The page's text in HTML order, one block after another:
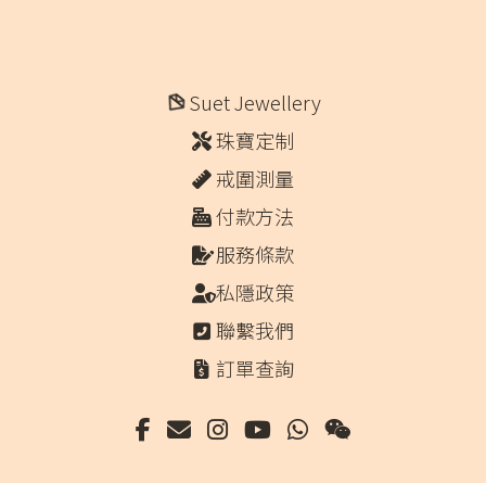
Suet Jewellery
珠寶定制
戒圍測量
付款方法
服務條款
私隱政策
聯繫我們
訂單查詢